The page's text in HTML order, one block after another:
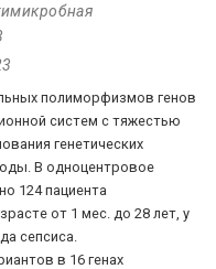
полиморфизмов генов
систем с тяжестью
генетических
В одноцентровое
124 пациента
от 1 мес. до 28 лет, у
сепсиса.
в 16 генах